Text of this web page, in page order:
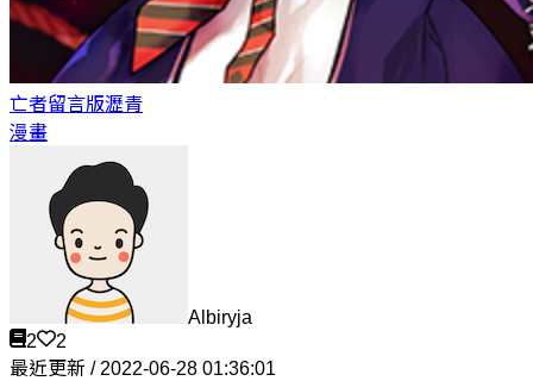
亡者留言版瀝青
漫畫
Albiryja
2
2
最近更新 / 2022-06-28 01:36:01